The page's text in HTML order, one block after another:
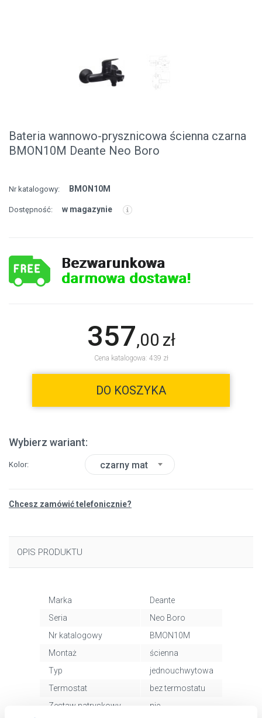
Bateria wannowo-prysznicowa ścienna czarna
BMON10M Deante Neo Boro
Nr katalogowy: BMON10M
Dostępność: w magazynie
Bezwarunkowa
darmowa dostawa!
357,00 zł
Cena katalogowa: 439 zł
DO KOSZYKA
Wybierz wariant:
Kolor czarny mat
Chcesz zamówić telefonicznie?
OPIS PRODUKTU
Marka
Deante
Seria
Neo Boro
Nr katalogowy
BMON10M
Montaż
ścienna
Typ
jednouchwytowa
Termostat
bez termostatu
Zestaw natryskowy
nie